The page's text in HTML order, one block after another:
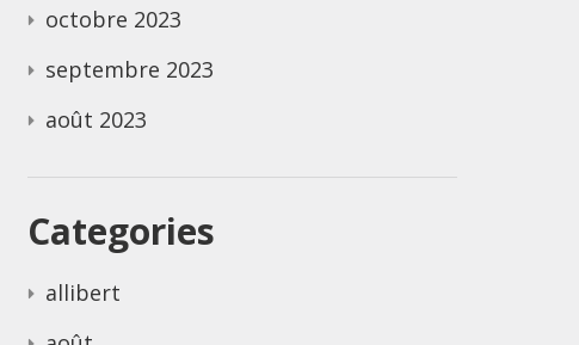
octobre 2023
septembre 2023
août 2023
Categories
allibert